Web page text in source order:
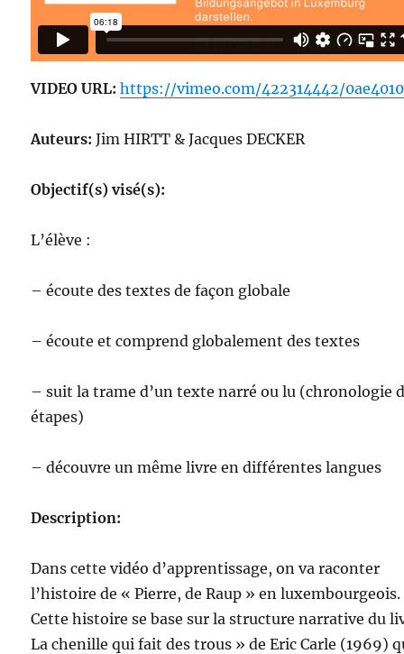
VIDEO URL:https://vimeo.com/422314442/
Auteurs: Jim HIRTT & Jacques DECKER
Objectif(s) visé(s):
L’élève :
– écoute des textes de façon globale
– écoute et comprend globalement des textes
– suit la trame d’un texte narré ou lu (chronologie
étapes)
– découvre un même livre en différentes langues
Description:
Dans cette vidéo d’apprentissage, on va raconter
l’histoire de « Pierre, de Raup » en luxembourgeois.
Cette histoire se base sur la structure narrative du
La chenille qui fait des trous » de Eric Carle (1969)